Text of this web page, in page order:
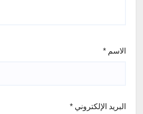
الاسم *
البريد الإلكتروني *